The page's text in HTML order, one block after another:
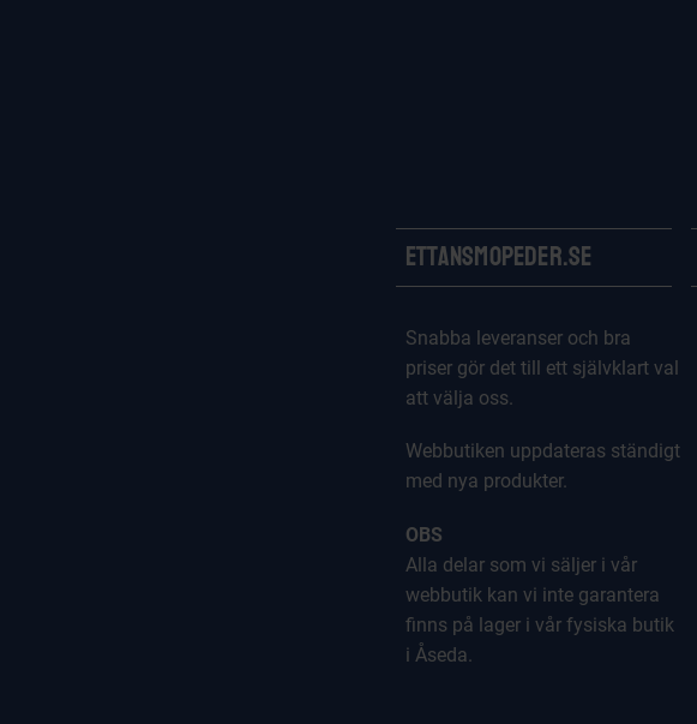
Ettansmopeder.se
Snabba leveranser och bra
priser gör det till ett självklart val
att välja oss.
Webbutiken uppdateras ständigt
med nya produkter.
OBS
Alla delar som vi säljer i vår
webbutik kan vi inte garantera
finns på lager i vår fysiska butik
i Åseda.